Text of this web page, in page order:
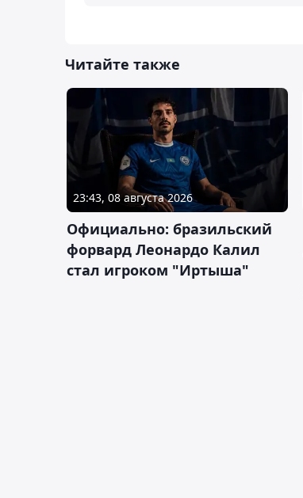
Читайте также
23:43, 08 августа 2026
Официально: бразильский
форвард Леонардо Калил
стал игроком "Иртыша"